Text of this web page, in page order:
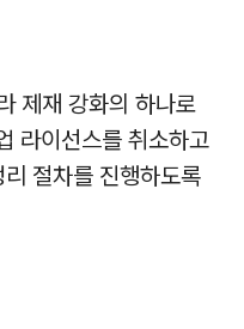
제재 강화의 하나로
라이선스를 취소하고
절차를 진행하도록